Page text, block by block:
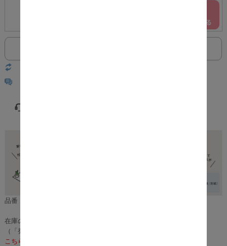
品番：m00450
在庫のある場合は、6～8営業日で発送いたします。
（「発送」であり「お届け」ではございませんのでご注意ください）
こちらの商品の配送料は無料となります。